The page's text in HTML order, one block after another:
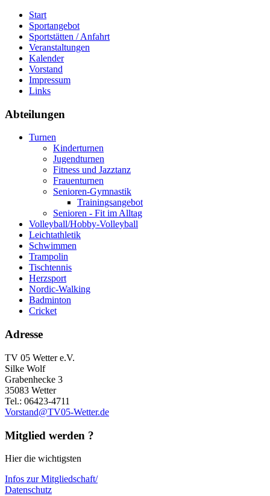
Start
Sportangebot
Sportstätten / Anfahrt
Veranstaltungen
Kalender
Vorstand
Impressum
Links
Abteilungen
Turnen
Kinderturnen
Jugendturnen
Fitness und Jazztanz
Frauenturnen
Senioren-Gymnastik
Trainingsangebot
Senioren - Fit im Alltag
Volleyball/Hobby-Volleyball
Leichtathletik
Schwimmen
Trampolin
Tischtennis
Herzsport
Nordic-Walking
Badminton
Cricket
Adresse
TV 05 Wetter e.V.
Silke Wolf
Grabenhecke 3
35083 Wetter
Tel.: 06423-4711
Vorstand@TV05-Wetter.de
Mitglied werden ?
Hier die wichtigsten
Infos zur Mitgliedschaft/
Datenschutz